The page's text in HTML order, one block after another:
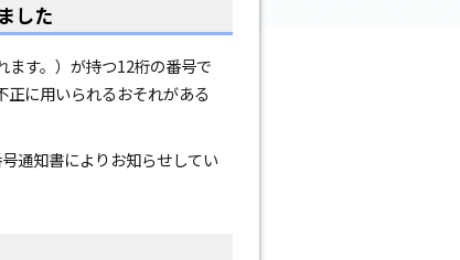
した
す。）が持つ12桁の番号で
に用いられるおそれがある
通知書によりお知らせしてい